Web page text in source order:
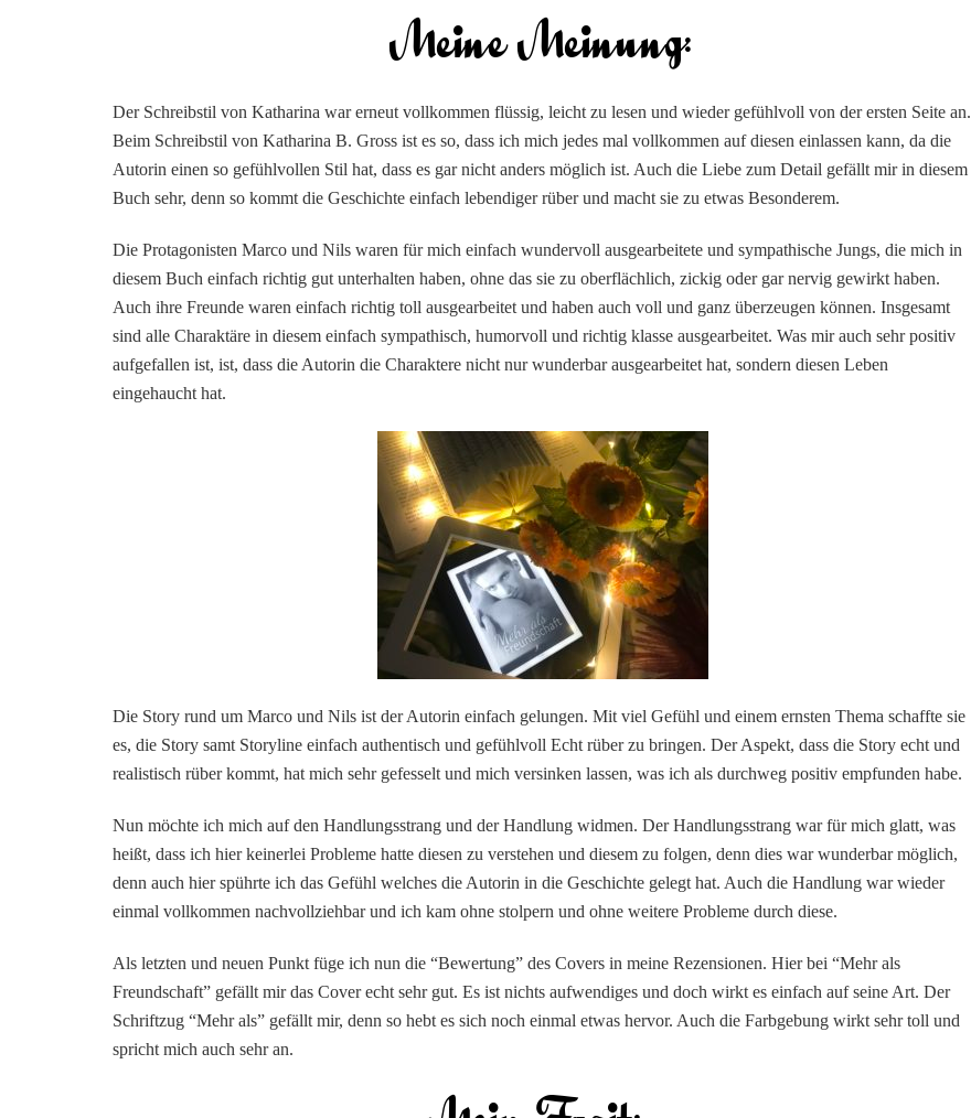
Der Schreibstil von Katharina war erneut vollkommen flüssig, leicht zu lesen und wieder gefühlvoll von der ersten Seite an.
Beim Schreibstil von Katharina B. Gross ist es so, dass ich mich jedes mal vollkommen auf diesen einlassen kann, da die
Autorin einen so gefühlvollen Stil hat, dass es gar nicht anders möglich ist. Auch die Liebe zum Detail gefällt mir in diesem
Buch sehr, denn so kommt die Geschichte einfach lebendiger rüber und macht sie zu etwas Besonderem.
Die Protagonisten Marco und Nils waren für mich einfach wundervoll ausgearbeitete und sympathische Jungs, die mich in
diesem Buch einfach richtig gut unterhalten haben, ohne das sie zu oberflächlich, zickig oder gar nervig gewirkt haben.
Auch ihre Freunde waren einfach richtig toll ausgearbeitet und haben auch voll und ganz überzeugen können. Insgesamt
sind alle Charaktäre in diesem einfach sympathisch, humorvoll und richtig klasse ausgearbeitet. Was mir auch sehr positiv
aufgefallen ist, ist, dass die Autorin die Charaktere nicht nur wunderbar ausgearbeitet hat, sondern diesen Leben
eingehaucht hat.
Die Story rund um Marco und Nils ist der Autorin einfach gelungen. Mit viel Gefühl und einem ernsten Thema schaffte sie
es, die Story samt Storyline einfach authentisch und gefühlvoll Echt rüber zu bringen. Der Aspekt, dass die Story echt und
realistisch rüber kommt, hat mich sehr gefesselt und mich versinken lassen, was ich als durchweg positiv empfunden habe.
Nun möchte ich mich auf den Handlungsstrang und der Handlung widmen. Der Handlungsstrang war für mich glatt, was
heißt, dass ich hier keinerlei Probleme hatte diesen zu verstehen und diesem zu folgen, denn dies war wunderbar möglich,
denn auch hier spührte ich das Gefühl welches die Autorin in die Geschichte gelegt hat. Auch die Handlung war wieder
einmal vollkommen nachvollziehbar und ich kam ohne stolpern und ohne weitere Probleme durch diese.
Als letzten und neuen Punkt füge ich nun die “Bewertung” des Covers in meine Rezensionen. Hier bei “Mehr als
Freundschaft” gefällt mir das Cover echt sehr gut. Es ist nichts aufwendiges und doch wirkt es einfach auf seine Art. Der
Schriftzug “Mehr als” gefällt mir, denn so hebt es sich noch einmal etwas hervor. Auch die Farbgebung wirkt sehr toll und
spricht mich auch sehr an.